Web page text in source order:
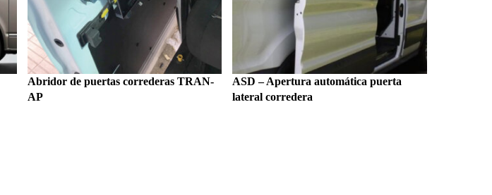
Abridor de puertas correderas TRAN-
AP
ASD – Apertura automática puerta
lateral corredera